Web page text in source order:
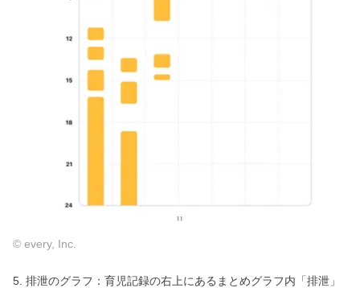
© every, Inc.
5. 排泄のグラフ：育児記録の右上にあるまとめグラフ内「排泄」